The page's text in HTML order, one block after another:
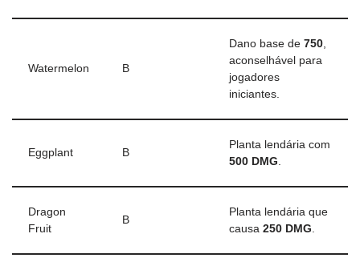
Watermelon B
Dano base de 750
aconselhável para
jogadores
iniciantes.
Eggplant B
Planta lendária com
500 DMG
Dragon
Fruit
B
Planta lendária que
causa 250 DMG